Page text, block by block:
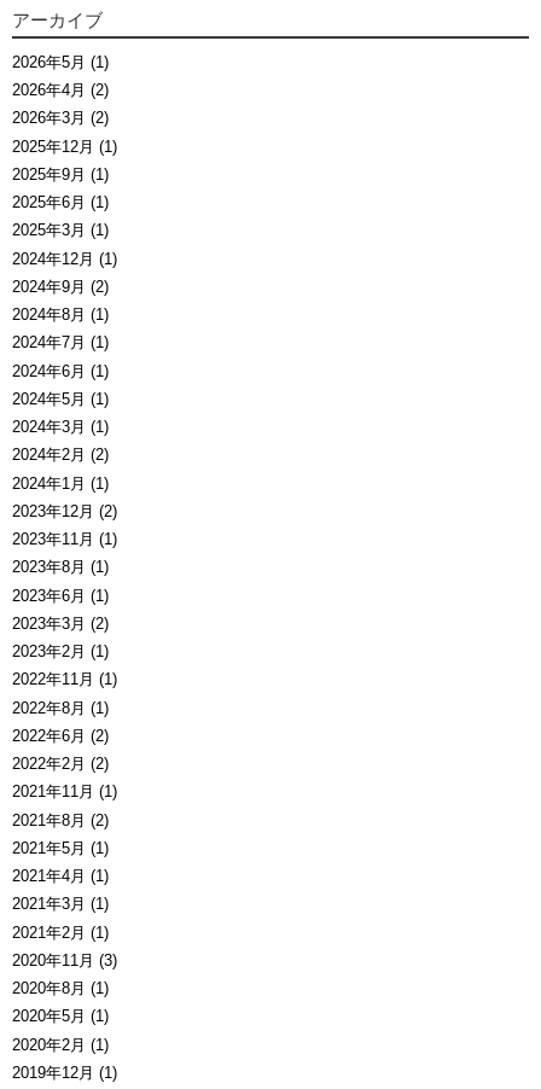
アーカイブ
2026年5月 (1)
2026年4月 (2)
2026年3月 (2)
2025年12月 (1)
2025年9月 (1)
2025年6月 (1)
2025年3月 (1)
2024年12月 (1)
2024年9月 (2)
2024年8月 (1)
2024年7月 (1)
2024年6月 (1)
2024年5月 (1)
2024年3月 (1)
2024年2月 (2)
2024年1月 (1)
2023年12月 (2)
2023年11月 (1)
2023年8月 (1)
2023年6月 (1)
2023年3月 (2)
2023年2月 (1)
2022年11月 (1)
2022年8月 (1)
2022年6月 (2)
2022年2月 (2)
2021年11月 (1)
2021年8月 (2)
2021年5月 (1)
2021年4月 (1)
2021年3月 (1)
2021年2月 (1)
2020年11月 (3)
2020年8月 (1)
2020年5月 (1)
2020年2月 (1)
2019年12月 (1)